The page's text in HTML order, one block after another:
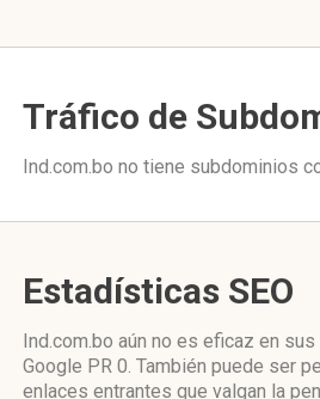
Tráfico de
Ind.com.bo no tiene subdominios
Estadísticas SEO
Ind.com.bo aún no es eficaz en
Google PR 0. También puede ser
enlaces entrantes que valgan la